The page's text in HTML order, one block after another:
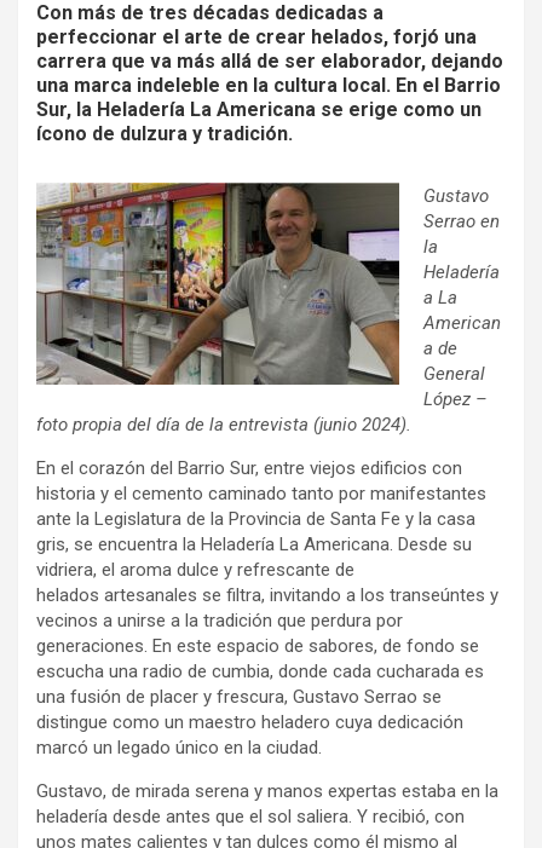
Con más de tres décadas dedicadas a
perfeccionar el arte de crear helados, forjó una
carrera que va más allá de ser elaborador, dejando
una marca indeleble en la cultura local. En el Barrio
Sur, la Heladería La Americana se erige como un
ícono de dulzura y tradición.
Gustavo
Serrao en
la
Heladería
a La
American
a de
General
López –
foto propia del día de la entrevista (junio 2024).
En el corazón del Barrio Sur, entre viejos edificios con
historia y el cemento caminado tanto por manifestantes
ante la Legislatura de la Provincia de Santa Fe y la casa
gris, se encuentra la Heladería La Americana. Desde su
vidriera, el aroma dulce y refrescante de
helados artesanales se filtra, invitando a los transeúntes y
vecinos a unirse a la tradición que perdura por
generaciones. En este espacio de sabores, de fondo se
escucha una radio de cumbia, donde cada cucharada es
una fusión de placer y frescura, Gustavo Serrao se
distingue como un maestro heladero cuya dedicación
marcó un legado único en la ciudad.
Gustavo, de mirada serena y manos expertas estaba en la
heladería desde antes que el sol saliera. Y recibió, con
unos mates calientes y tan dulces como él mismo al